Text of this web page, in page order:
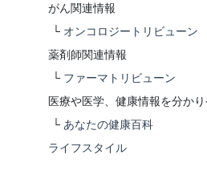
がん関連情報
└ オンコロジートリビューン
薬剤師関連情報
└ ファーマトリビューン
医療や医学、健康情報を分か
└ あなたの健康百科
ライフスタイル